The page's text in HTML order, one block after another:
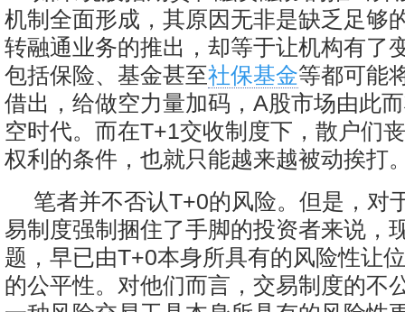
机制全面形成，其原因无非是缺乏足够
转融通业务的推出，却等于让机构有了
包括保险、基金甚至社保基金等都可能
借出，给做空力量加码，A股市场由此
空时代。而在T+1交收制度下，散户们
权利的条件，也就只能越来越被动挨打
笔者并不否认T+0的风险。但是，对
易制度强制捆住了手脚的投资者来说，
题，早已由T+0本身所具有的风险性让
的公平性。对他们而言，交易制度的不